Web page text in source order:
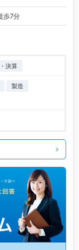
歩7分
決算
製造